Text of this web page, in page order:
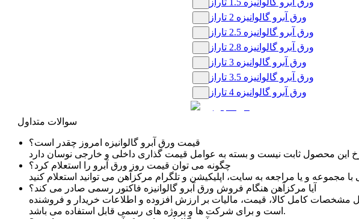
ورق آبرو گالوانیزه 2 تاراز
ورق آبرو گالوانیزه 2.5 تاراز
ورق آبرو گالوانیزه 2.8 تاراز
ورق آبرو گالوانیزه 3 تاراز
ورق آبرو گالوانیزه 3.5 تاراز
ورق آبرو گالوانیزه 4 تاراز
سوالات متداول
قیمت ورق آبرو گالوانیزه امروز چقدر است؟
چگونه می‌ توان قیمت روز ورق آبرو را استعلام کرد؟
آیا مرکزآهن هنگام فروش ورق آبرو گالوانیزه فاکتور رسمی صادر می کند؟
مشخصات کامل کالا، قیمت، مالیات بر ارزش افزوده و اطلاعات خریدار و فروشنده
است و برای شرکت ‌ها و پروژه ‌های رسمی قابل استفاده می ‌باشد.